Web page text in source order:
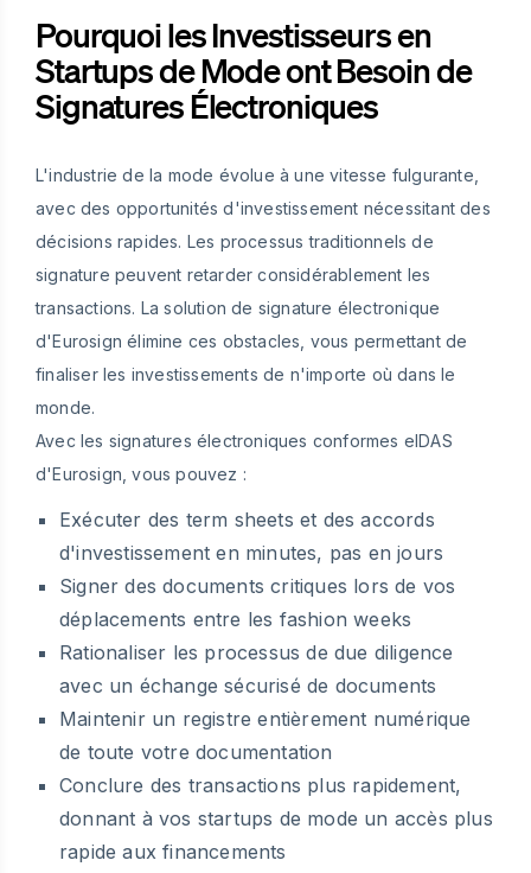
Pourquoi les Investisseurs en
Startups de Mode ont Besoin de
Signatures Électroniques
L'industrie de la mode évolue à une vitesse fulgurante,
avec des opportunités d'investissement nécessitant des
décisions rapides. Les processus traditionnels de
signature peuvent retarder considérablement les
transactions. La solution de signature électronique
d'Eurosign élimine ces obstacles, vous permettant de
finaliser les investissements de n'importe où dans le
monde.
Avec les signatures électroniques conformes eIDAS
d'Eurosign, vous pouvez :
Exécuter des term sheets et des accords
d'investissement en minutes, pas en jours
Signer des documents critiques lors de vos
déplacements entre les fashion weeks
Rationaliser les processus de due diligence
avec un échange sécurisé de documents
Maintenir un registre entièrement numérique
de toute votre documentation
Conclure des transactions plus rapidement,
donnant à vos startups de mode un accès plus
rapide aux financements